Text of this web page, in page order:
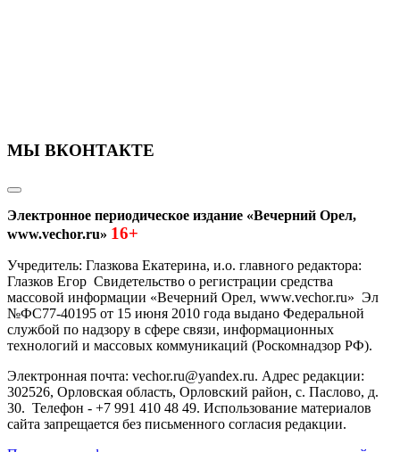
МЫ ВКОНТАКТЕ
Электронное периодическое издание «Вечерний Орел,
www.vechor.ru» 16+
Учредитель: Глазкова Екатерина, и.о. главного редактора:
Глазков Егор Свидетельство о регистрации средства
массовой информации «Вечерний Орел, www.vechor.ru» Эл
№ФС77-40195 от 15 июня 2010 года выдано Федеральной
службой по надзору в сфере связи, информационных
технологий и массовых коммуникаций (Роскомнадзор РФ).
Электронная почта: vechor.ru@yandex.ru. Адрес редакции:
302526, Орловская область, Орловский район, с. Паслово, д.
30. Телефон - +7 991 410 48 49. Использование материалов
сайта запрещается без письменного согласия редакции.